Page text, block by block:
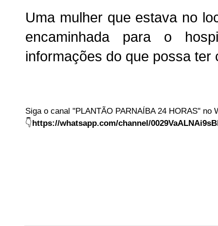
Uma mulher que estava no
encaminhada para o
informações do que possa ter
Siga o canal "PLANTÃO PARNAÍBA 24 HORAS" no
👇https://whatsapp.com/channel/